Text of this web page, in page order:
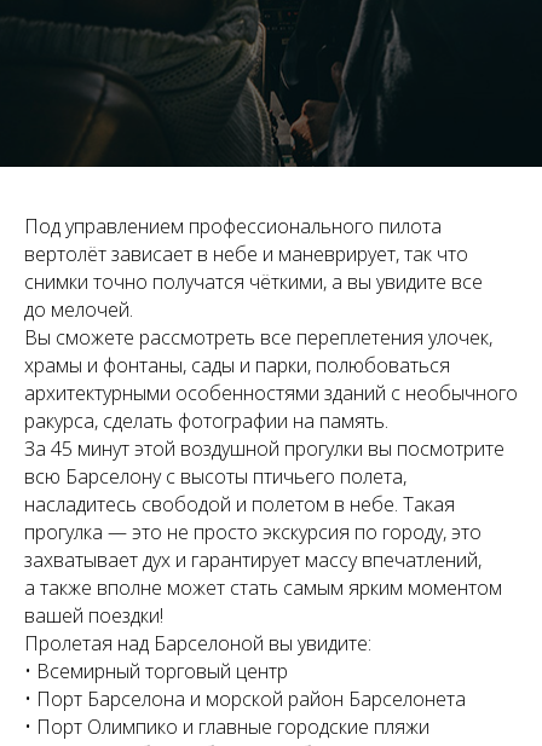
Под управлением профессионального пилота
вертолёт зависает в небе и маневрирует, так что
снимки точно получатся чёткими, а вы увидите все
до мелочей.
Вы сможете рассмотреть все переплетения улочек,
храмы и фонтаны, сады и парки, полюбоваться
архитектурными особенностями зданий с необычного
ракурса, сделать фотографии на память.
За 45 минут этой воздушной прогулки вы посмотрите
всю Барселону с высоты птичьего полета,
насладитесь свободой и полетом в небе. Такая
прогулка — это не просто экскурсия по городу, это
захватывает дух и гарантирует массу впечатлений,
а также вполне может стать самым ярким моментом
вашей поездки!
Пролетая над Барселоной вы увидите:
• Всемирный торговый центр
• Порт Барселона и морской район Барселонета
• Порт Олимпико и главные городские пляжи